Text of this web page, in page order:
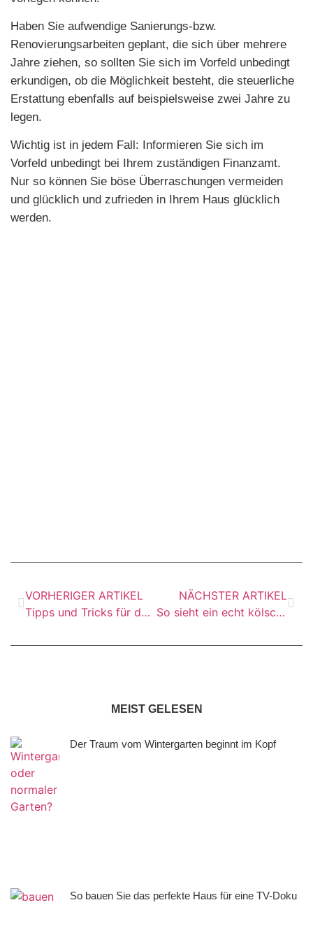
Haben Sie aufwendige Sanierungs-bzw.
Renovierungsarbeiten geplant, die sich über mehrere
Jahre ziehen, so sollten Sie sich im Vorfeld unbedingt
erkundigen, ob die Möglichkeit besteht, die steuerliche
Erstattung ebenfalls auf beispielsweise zwei Jahre zu
legen.
Wichtig ist in jedem Fall: Informieren Sie sich im
Vorfeld unbedingt bei Ihrem zuständigen Finanzamt.
Nur so können Sie böse Überraschungen vermeiden
und glücklich und zufrieden in Ihrem Haus glücklich
werden.
VORHERIGER ARTIKEL
Tipps und Tricks für den Frühjahrsputz
NÄCHSTER ARTIKEL
So sieht ein echt kölsches Traumhaus aus
MEIST GELESEN
Der Traum vom Wintergarten beginnt im Kopf
So bauen Sie das perfekte Haus für eine TV-Doku